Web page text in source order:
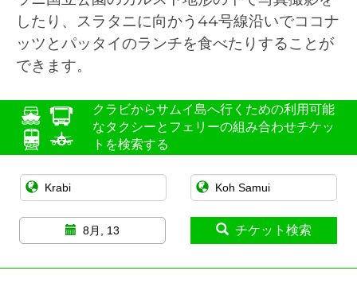
したり、スラタニに向かう44号線沿いでココナ
ッツとパッタイのランチを食べたりすることが
できます。
クラビからサムイ島へ行くための利用可能
なタクシーとフェリーの組み合わせチケッ
トを検索する
8月, 13 チケット検索